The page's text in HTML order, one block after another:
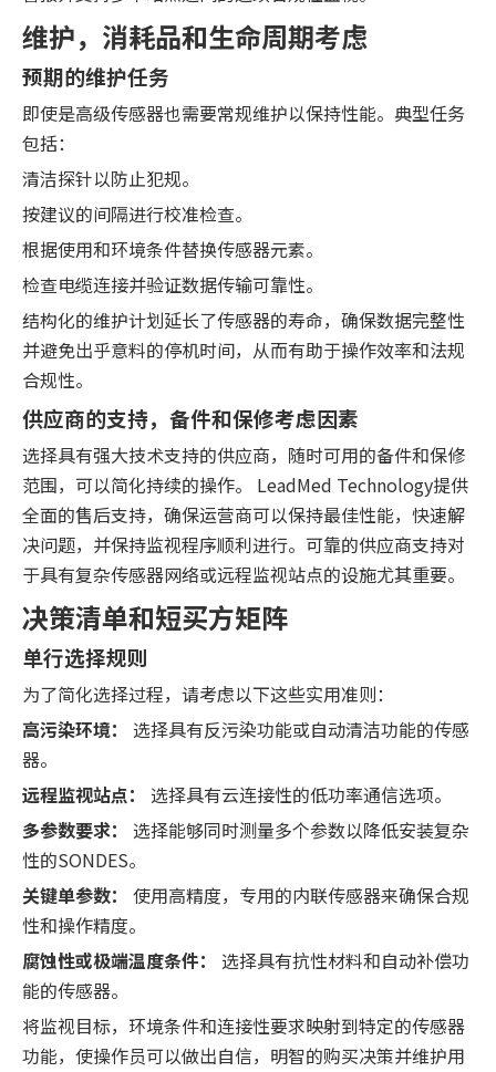
维护，消耗品和生命周期考虑
预期的维护任务
即使是高级传感器也需要常规维护以保持性能。典型任务
包括：
清洁探针以防止犯规。
按建议的间隔进行校准检查。
根据使用和环境条件替换传感器元素。
检查电缆连接并验证数据传输可靠性。
结构化的维护计划延长了传感器的寿命，确保数据完整性
并避免出乎意料的停机时间，从而有助于操作效率和法规
合规性。
供应商的支持，备件和保修考虑因素
选择具有强大技术支持的供应商，随时可用的备件和保修
范围，可以简化持续的操作。 LeadMed Technology提供
全面的售后支持，确保运营商可以保持最佳性能，快速解
决问题，并保持监视程序顺利进行。可靠的供应商支持对
于具有复杂传感器网络或远程监视站点的设施尤其重要。
决策清单和短买方矩阵
单行选择规则
为了简化选择过程，请考虑以下这些实用准则：
高污染环境：
选择具有反污染功能或自动清洁功能的传感
器。
远程监视站点：
选择具有云连接性的低功率通信选项。
多参数要求：
选择能够同时测量多个参数以降低安装复杂
性的SONDES。
关键单参数：
使用高精度，专用的内联传感器来确保合规
性和操作精度。
腐蚀性或极端温度条件：
选择具有抗性材料和自动补偿功
能的传感器。
将监视目标，环境条件和连接性要求映射到特定的传感器
功能，使操作员可以做出自信，明智的购买决策并维护用